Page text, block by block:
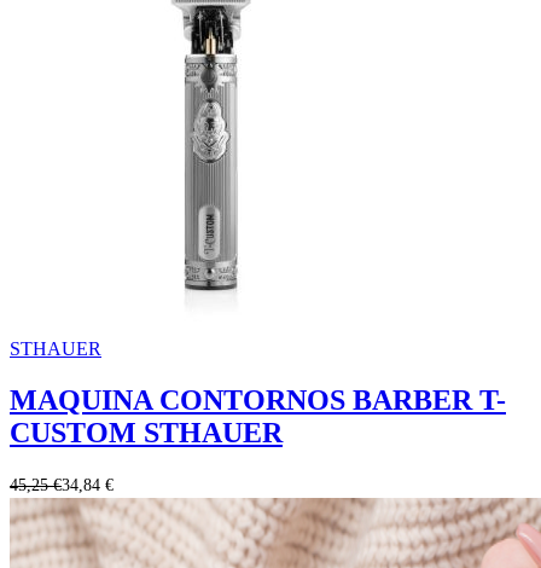
STHAUER
MAQUINA CONTORNOS BARBER T-
CUSTOM STHAUER
45,25 €34,84 €